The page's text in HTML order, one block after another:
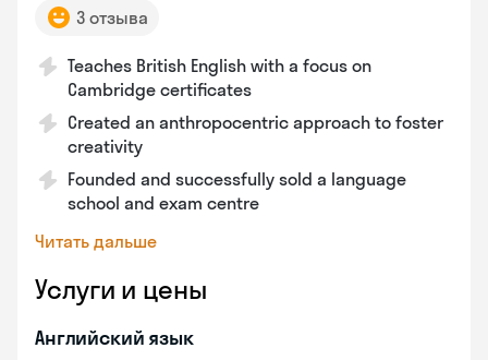
3 отзыва
Teaches British English with a focus on
Cambridge certificates
Created an anthropocentric approach to foster
creativity
Founded and successfully sold a language
school and exam centre
Читать дальше
Услуги и цены
Английский язык